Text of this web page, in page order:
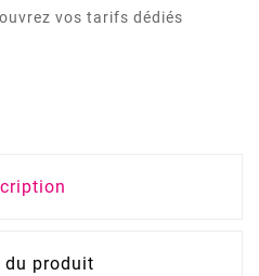
vos tarifs dédiés
du produit